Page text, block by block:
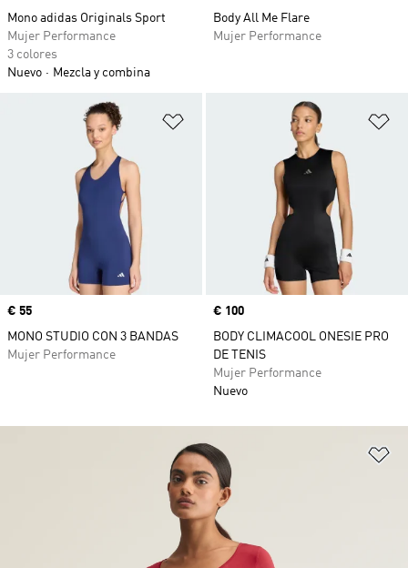
Mono adidas Originals Sport
Mujer Performance
3 colores
Nuevo
Mezcla y combina
Body All Me Flare
Mujer Performance
Añadir a la lista de deseos
Precio
€ 55
MONO STUDIO CON 3 BANDAS
Mujer Performance
Precio
€ 100
BODY CLIMACOOL ONESIE PRO
DE TENIS
Mujer Performance
Nuevo